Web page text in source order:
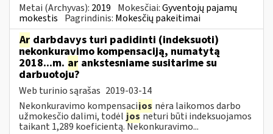
Metai (Archyvas): 2019 Mokesčiai:Gyventojų pajamų
mokestis Pagrindinis: Mokesčių pakeitimai
Ar darbdavys turi padidinti (indeksuoti)
nekonkuravimo kompensaciją, numatytą
2018...m. ar ankstesniame susitarime su
darbuotoju?
Web turinio sąrašas 2019-03-14
Nekonkuravimo kompensacijos nėra laikomos darbo
užmokesčio dalimi, todėl josneturi būti indeksuojamos
taikant 1,289 koeficientą. Nekonkuravimo...